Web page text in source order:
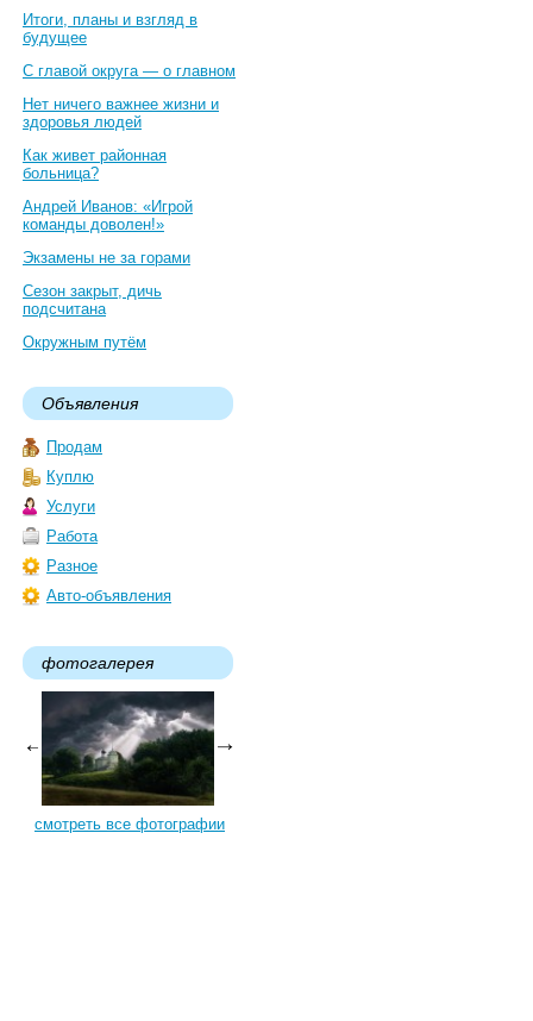
Итоги, планы и взгляд в
будущее
С главой округа — о главном
Нет ничего важнее жизни и
здоровья людей
Как живет районная
больница?
Андрей Иванов: «Игрой
команды доволен!»
Экзамены не за горами
Сезон закрыт, дичь
подсчитана
Окружным путём
Объявления
Продам
Куплю
Услуги
Работа
Разное
Авто-объявления
фотогалерея
смотреть все фотографии